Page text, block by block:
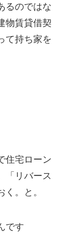
るのではな
物賃貸借契
て持ち家を
住宅ローン
「リバース
。と。
です